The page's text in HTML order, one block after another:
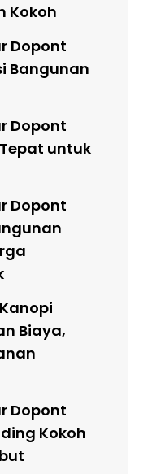
Kokoh
Dopont
Bangunan
Dopont
untuk
Dopont
Biaya,
Dopont
Kokoh